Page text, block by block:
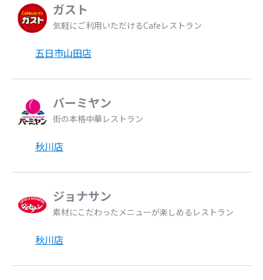
ガスト
気軽にご利用いただけるCafeレストラン
五日市山田店
バーミヤン
街の本格中華レストラン
秋川店
ジョナサン
素材にこだわったメニューが楽しめるレストラン
秋川店